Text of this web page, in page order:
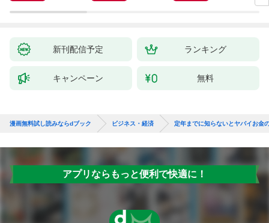
新刊配信予定 ランキング
キャンペーン 無料
漫画無料試し読みならdブック ビジネス・経済 定年までに知らないとヤバイお金
アプリならもっと便利で快適に！